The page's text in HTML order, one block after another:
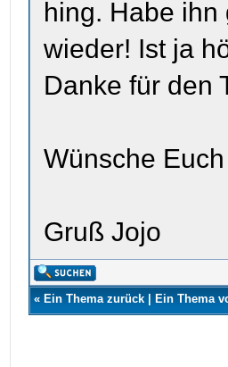
hing. Habe
wieder! Ist ja
Danke für den
Wünsche
Gruß Jojo
« Ein Thema zurück| Ein Thema